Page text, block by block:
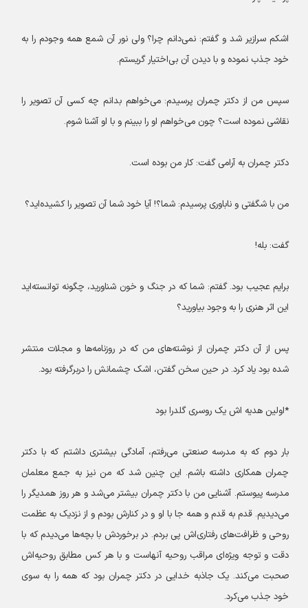
اشکم سرازیر شد و گفتم: نمی‌دانم چرا؟ ولی نور آن شمع همه وجودم را به
خود جذب نموده و با دیدن آن بی‌اختیار گریستم.
سپس من از دکتر چمران پرسیدم: می‌خواهم بدانم چه کسی آن تصویر را
نقاشی نموده است؟ چون می‌خواهم او را ببینم و با او آشنا شوم.
دکتر چمران به آرامی گفت: کار من بوده است.
من با شگفتی و ناباوری پرسیدم: شما؟! آیا خود شما آن تصویر را کشیده‌اید؟
گفت: بله!
برایم عجیب بود. گفتم: شما که در جنگ و خون شناورید، چگونه توانسته‌اید
این اثر هنری را به وجود بیاورید؟
پس از آن دکتر چمران از نوشته‌های من که در روزنامه‌ها و مجلات منتشر
شده بود یاد کرد. در حین سخن گفتن، اشک چشمانش را دربرگرفته بود.
*اولین هدیه اش یک روسری گلدرا بود
بار دوم که به مدرسه صنعتی می‌رفتم، آمادگی بیشتری داشتم که با دکتر
چمران همکاری داشته باشم. این چنین شد که من نیز به جمع معلمان
مدرسه پیوستم. آشنایی من با دکتر چمران بیشتر می‌شد و هر روز همدیگر را
می‌دیدیم. قدم به قدم و همه جا با او و در کنارش بودم و از نزدیک به عظمت
روحی و ظرافت‌های رفتاری‌اش پی بردم. در برخوردش با بچه‌ها می‌دیدم که با
دقت و توجه ویژه‌ای مراقب روحیه آنهاست و با هر کس مطابق روحیه‌اش
صحبت می‌کند. یک جاذبه خدایی در دکتر چمران بود که همه را به سوی
خود جذب می‌کرد.